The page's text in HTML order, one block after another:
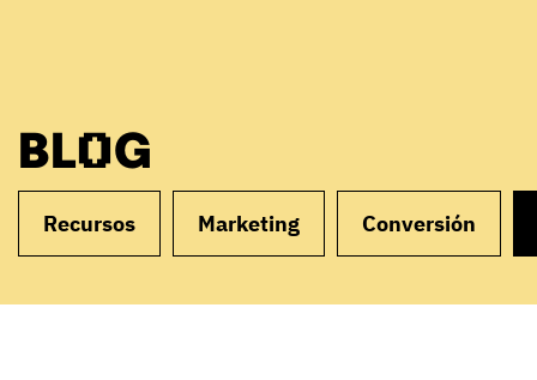
BLOG
Recursos Marketing Conversión